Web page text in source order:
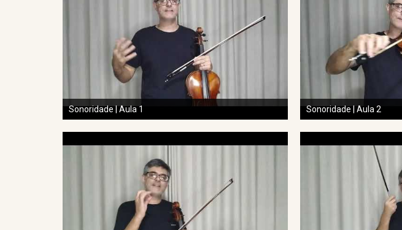
Sonoridade | Aula 1 Sonoridade | Aula 2